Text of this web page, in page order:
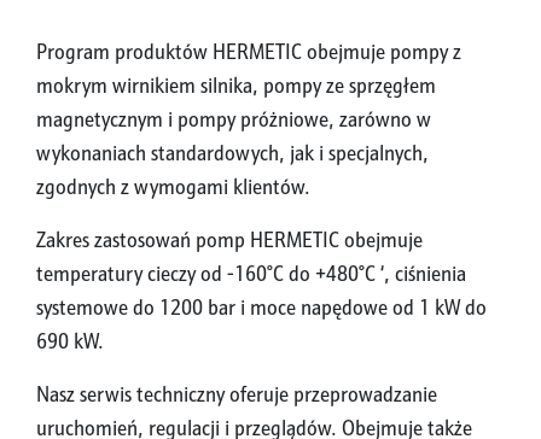
Program produktów HERMETIC obejmuje pompy z
mokrym wirnikiem silnika, pompy ze sprzęgłem
magnetycznym i pompy próżniowe, zarówno w
wykonaniach standardowych, jak i specjalnych,
zgodnych z wymogami klientów.
Zakres zastosowań pomp HERMETIC obejmuje
temperatury cieczy od -160°C do +480°C ‘, ciśnienia
systemowe do 1200 bar i moce napędowe od 1 kW do
690 kW.
Nasz serwis techniczny oferuje przeprowadzanie
uruchomień, regulacji i przeglądów. Obejmuje także